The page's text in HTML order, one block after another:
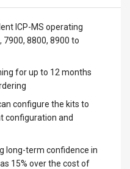
ICP-MS operating
8800, 8900 to
for up to 12 months
configure the kits to
configuration and
long-term confidence in
15% over the cost of